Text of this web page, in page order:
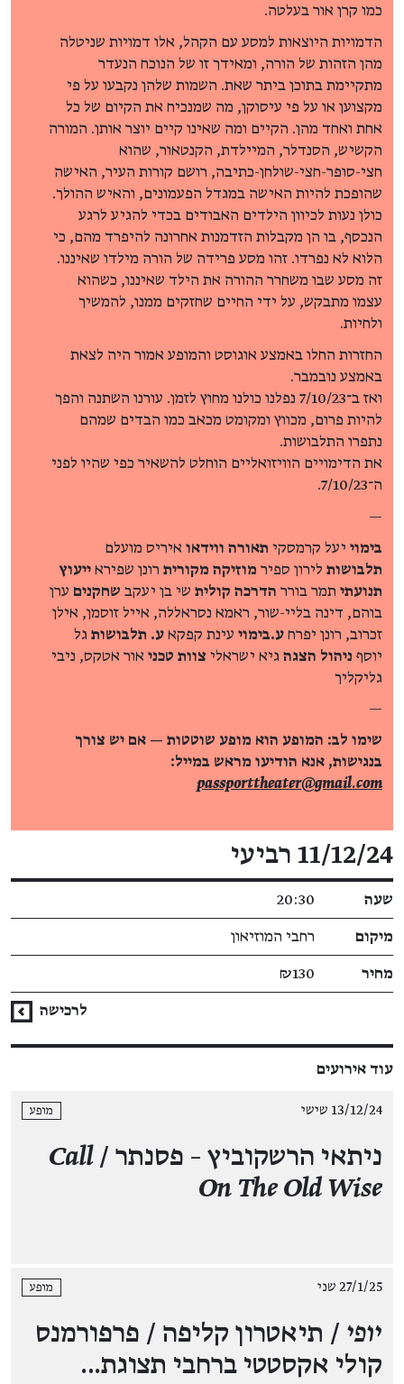
כמו קרן אור בעלטה.
הדמויות היוצאות למסע עם הקהל, אלו דמויות שניטלה
מהן הזהות של הורה, ומאידך זו של הנוכח הנעדר
מתקיימת בתוכן ביתר שאת. השמות שלהן נקבעו על פי
מקצוען או על פי עיסוקן, מה שמנכיח את הקיום של כל
אחת ואחד מהן. הקיים ומה שאינו קיים יוצר אותן. המורה
הקשיש, הסנדלר, המיילדת, הקנטאור, שהוא
חצי-סופר-חצי-שולחן-כתיבה, רושם קורות העיר, האישה
שהופכת להיות האישה במגדל הפעמונים, והאיש ההולך.
כולן נעות לכיוון הילדים האבודים בכדי להגיע לרגע
הנכסף, בו הן מקבלות הזדמנות אחרונה להיפרד מהם, כי
הלוא לא נפרדו. זהו מסע פרידה של הורה מילדו שאיננו.
זה מסע שבו משחרר ההורה את הילד שאיננו, כשהוא
עצמו מתבקש, על ידי החיים שחזקים ממנו, להמשיך
ולחיות.
החזרות החלו באמצע אוגוסט והמופע אמור היה לצאת
באמצע נובמבר.
ואז ב־7/10/23 נפלנו כולנו מחוץ לזמן. עורנו השתנה והפך
להיות פרום, מכווץ ומקומט מכאב כמו הבדים שמהם
נתפרו התלבושות.
את הדימויים הוויזואליים הוחלט להשאיר כפי שהיו לפני
ה־7/10/23.
—
בימוי יעל קרמסקי תאורה ווידאו איריס מועלם
תלבושות לירון ספיר מוזיקה מקורית רונן שפירא ייעוץ
תנועתי תמר בורר הדרכה קולית שי בן יעקב שחקנים ערן
בוהם, דינה בליי-שור, ראמא נסראללה, אייל זוסמן, אילן
זכרוב, רונן יפרח ע.בימוי עינת קפקא ע. תלבושות גל
יוסף ניהול הצגה גיא ישראלי צוות טכני אור אטקס, ניבי
גליקליך
—
שימו לב: המופע הוא מופע שוטטות — אם יש צורך
בנגישות, אנא הודיעו מראש במייל:
passporttheater@gmail.com​
פרטי האירוע
11/12/24 רביעי
שעה 20:30
מיקום רחבי המוזיאון
מחיר ₪130
לרכישה
עוד אירועים
13/12/24 שישי מופע
ניתאי הרשקוביץ – פסנתר /Call
On The Old Wise
27/1/25 שני מופע
יופי / תיאטרון קליפה / פרפורמנס
קולי אקסטטי ברחבי תצוגת…